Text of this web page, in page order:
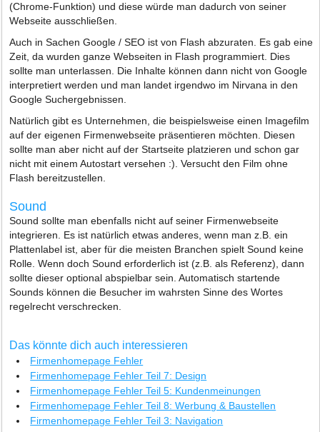
(Chrome-Funktion) und diese würde man dadurch von seiner
Webseite ausschließen.
Auch in Sachen Google / SEO ist von Flash abzuraten. Es gab eine
Zeit, da wurden ganze Webseiten in Flash programmiert. Dies
sollte man unterlassen. Die Inhalte können dann nicht von Google
interpretiert werden und man landet irgendwo im Nirvana in den
Google Suchergebnissen.
Natürlich gibt es Unternehmen, die beispielsweise einen Imagefilm
auf der eigenen Firmenwebseite präsentieren möchten. Diesen
sollte man aber nicht auf der Startseite platzieren und schon gar
nicht mit einem Autostart versehen :). Versucht den Film ohne
Flash bereitzustellen.
Sound
Sound sollte man ebenfalls nicht auf seiner Firmenwebseite
integrieren. Es ist natürlich etwas anderes, wenn man z.B. ein
Plattenlabel ist, aber für die meisten Branchen spielt Sound keine
Rolle. Wenn doch Sound erforderlich ist (z.B. als Referenz), dann
sollte dieser optional abspielbar sein. Automatisch startende
Sounds können die Besucher im wahrsten Sinne des Wortes
regelrecht verschrecken.
Das könnte dich auch interessieren
Firmenhomepage Fehler
Firmenhomepage Fehler Teil 7: Design
Firmenhomepage Fehler Teil 5: Kundenmeinungen
Firmenhomepage Fehler Teil 8: Werbung & Baustellen
Firmenhomepage Fehler Teil 3: Navigation